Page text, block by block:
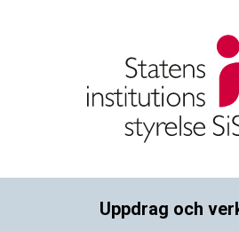
Uppdrag och